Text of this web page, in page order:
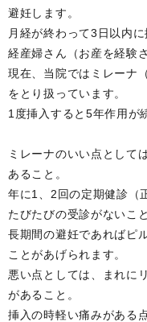
避妊します。
月経が終わって3日以内
経産婦さん（お産を経験
現在、当院ではミレーナ
をとり扱っています。
1度挿入すると5年作用が
ミレーナのいい点として
あること。
年に1、2回の定期健診（
たびたびの受診がないこと
長期間の避妊であればピ
ことがあげられます。
悪い点としては、まれに
があること。
挿入の時軽い痛みがある